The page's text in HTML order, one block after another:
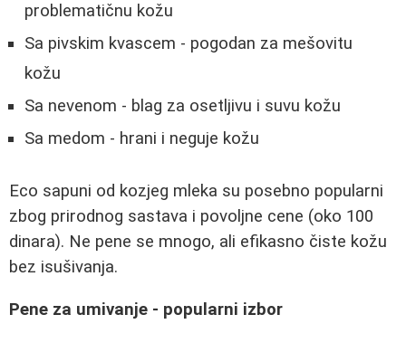
problematičnu kožu
Sa pivskim kvascem - pogodan za mešovitu
kožu
Sa nevenom - blag za osetljivu i suvu kožu
Sa medom - hrani i neguje kožu
Eco sapuni od kozjeg mleka su posebno popularni
zbog prirodnog sastava i povoljne cene (oko 100
dinara). Ne pene se mnogo, ali efikasno čiste kožu
bez isušivanja.
Pene za umivanje - popularni izbor